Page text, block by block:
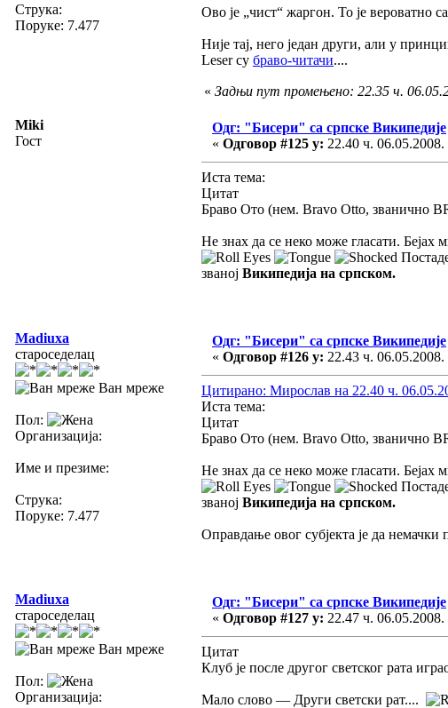
Струка:
Поруке: 7.477
Ово је „чист“ жаргон. То је вероватно
Није тај, него један други, али у
Leser су браво-читачи....
« Задњи пут промењено: 22.35 ч.
Miki
Гост
Одг: "Бисери" са српске Википедије
« Одговор #125 у: 22.40 ч. 06.05.2008.
Иста тема:
Цитат
Браво Ото (нем. Bravo Otto, званично
Не знах да се неко може гласати. Бејах
званој Википедија на српском.
Madiuxa
староседелац
Ван мреже
Пол:
Организација:
Име и презиме:
Струка:
Поруке: 7.477
Одг: "Бисери" са српске Википедије
« Одговор #126 у: 22.43 ч. 06.05.2008.
Цитирано: Мирослав на 22.40 ч.
Иста тема:
Цитат
Браво Ото (нем. Bravo Otto, званично
Не знах да се неко може гласати. Бејах
званој Википедија на српском.
Оправдање овог субјекта је да
Madiuxa
староседелац
Ван мреже
Пол:
Организација:
Одг: "Бисери" са српске Википедије
« Одговор #127 у: 22.47 ч. 06.05.2008.
Цитат
Клуб је после другог светског рата
Мало слово — Други светски рат....